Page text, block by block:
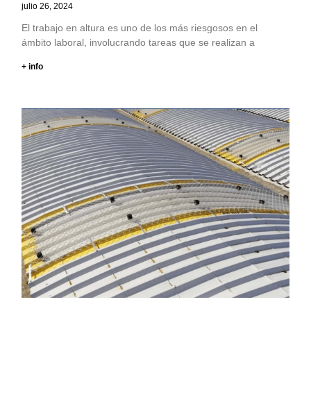
julio 26, 2024
El trabajo en altura es uno de los más riesgosos en el
ámbito laboral, involucrando tareas que se realizan a
+ info